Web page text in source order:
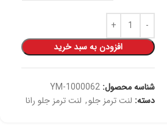
افزودن به سبد خرید
شناسه محصول:YM-1000062
دسته: لنت ترمز جلو, لنت ترمز جلو رانا